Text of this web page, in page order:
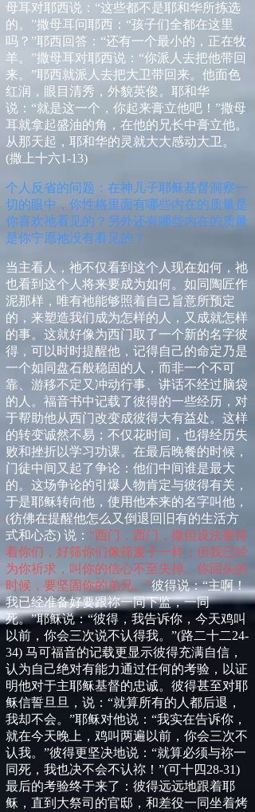
母耳对耶西说：“这些都不是耶和华所拣选
的。”撒母耳问耶西：“孩子们全都在这里
吗？”耶西回答：“还有一个最小的，正在牧
羊。”撒母耳对耶西说：“你派人去把他带回
来。”耶西就派人去把大卫带回来。他面色
红润，眼目清秀，外貌英俊。耶和华
说：“就是这一个，你起来膏立他吧！”撒母
耳就拿起盛油的角，在他的兄长中膏立他。
从那天起，耶和华的灵就大大感动大卫。
(撒上十六1-13)
个 人反省的问题：在神儿子耶稣基督洞察一
切的眼中，你性格里面有哪些内在的质量是
你喜欢祂看见的？另外还有哪些内在的质量
是你宁愿祂没有看见的？
当主看人，祂不仅看到这个人现在如何，祂
也看到这个人将来要成为如何。如同陶匠作
泥那样，唯有祂能够照着自己旨意所预定
的，来塑造我们成为怎样的人，又成就怎样
的事。这就好像为西门取了一个新的名字彼
得，可以时时提醒他，记得自己的命定乃是
一个如同盘石般稳固的人，而非一个不可
靠、游移不定又冲动行事、讲话不经过脑袋
的人。福音书中记载了彼得的一些经历，对
于帮助他从西门改变成彼得大有益处。这样
的转变诚然不易；不仅花时间，也得经历失
败和挫折以学习功课。在最后晚餐的时候，
门徒中间又起了争论：他们中间谁是最大
的。这场争论的引爆人物肯定与彼得有关，
于是耶稣转向他，使用他本来的名字叫他，
(彷佛在提醒他怎么又倒退回旧有的生活方
式和心态) 说： “西门，西门，撒但设法要得
着你们，好筛你们像筛麦子一样；但我已经
为你祈求，叫你的信心不至失掉。你回头的
时候，要坚固你的弟兄。”彼得说：“主啊！
我已经准备好要跟祢一同下监，一同
死。”耶稣说：“彼得，我告诉你，今天鸡叫
以前，你会三次说不认得我。”(路二十二24-
34) 马可福音的记载更显示彼得充满自信，
认为自己绝对有能力通过任何的考验，以证
明他对于主耶稣基督的忠诚。彼得甚至对耶
稣信誓旦旦，说：“就算所有的人都后退，
我却不会。”耶稣对他说：“我实在告诉你，
就在今天晚上，鸡叫两遍以前，你会三次不
认我。”彼得更坚决地说：“就算必须与祢一
同死，我也决不会不认祢！”(可十四28-31)
最后的考验终于来了：彼得远远地跟着耶
稣，直到大祭司的官邸，和差役一同坐着烤